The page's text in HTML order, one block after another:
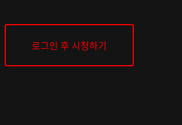
로그인 후 시청하기